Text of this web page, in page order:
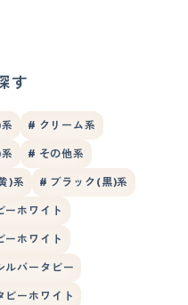
す
# クリーム系
# その他系
)系 # ブラック(黒)系
ーホワイト
ーホワイト
ルバータビー
ビーホワイト